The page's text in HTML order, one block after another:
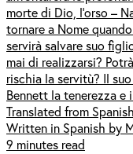
morte di Dio, l’orso –
tornare a Nome
servirà salvare suo
mai di realizzarsi?
rischia la servitù? Il
Bennett la tenerezza e
Translated from
Written in Spanish by
9 minutes read